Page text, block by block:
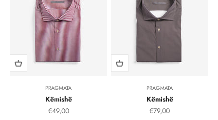
PRAGMATA
Këmishë
Çmimi i shitjes, çmimi i shitjeve
€49,00
PRAGMATA
Këmishë
Çmimi i shitjes, çmimi
€79,00